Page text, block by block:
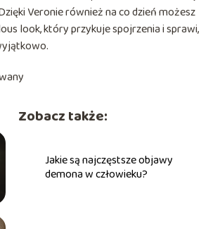
Veronie również na co dzień możesz
look, który przykuje spojrzenia i sprawi,
Zobacz także:
Jakie są najczęstsze objawy
demona w człowieku?